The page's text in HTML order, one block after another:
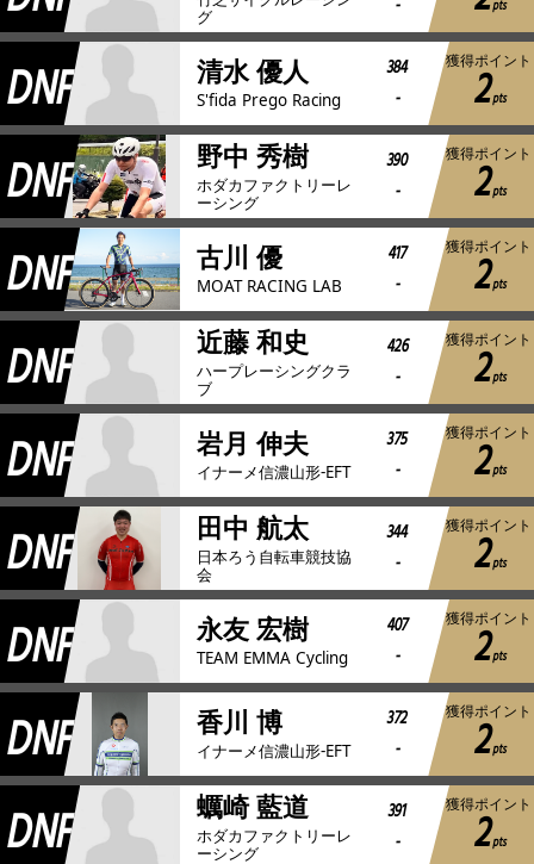
グ
pts
DNF 清水 優人
S'fida Prego Racing
384
-
獲得ポイント
2pts
DNF 野中 秀樹
ホダカファクトリーレ
ーシング
390
-
獲得ポイント
2pts
DNF 古川 優
MOAT RACING LAB
417
-
獲得ポイント
2pts
DNF 近藤 和史
ハープレーシングクラ
ブ
426
-
獲得ポイント
2pts
DNF 岩月 伸夫
イナーメ信濃山形-EFT
375
-
獲得ポイント
2pts
DNF 田中 航太
日本ろう自転車競技協
会
344
-
獲得ポイント
2pts
DNF 永友 宏樹
TEAM EMMA Cycling
407
-
獲得ポイント
2pts
DNF 香川 博
イナーメ信濃山形-EFT
372
-
獲得ポイント
2pts
DNF 蠣崎 藍道
ホダカファクトリーレ
ーシング
391
-
獲得ポイント
2pts